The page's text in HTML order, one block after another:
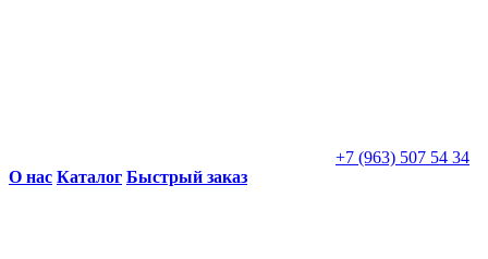
+7 (963) 507 54 34
О нас Каталог Быстрый заказ